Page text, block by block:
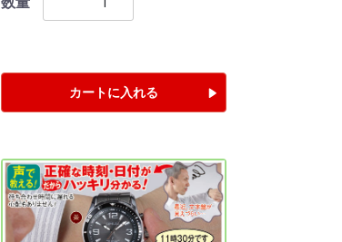
カートに入れる